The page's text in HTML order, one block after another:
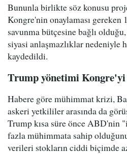
Bununla birlikte söz konusu
Kongre'nin onaylaması
savunma bütçesine bağlı olduğu,
siyasi anlaşmazlıklar nedeniyle
kaydedildi.
Trump yönetimi Kongre'yi
Habere göre mühimmat krizi,
askeri yetkililer arasında da
Trump kısa süre önce ABD'nin
fazla mühimmata sahip
verileri stokların ciddi biçimde